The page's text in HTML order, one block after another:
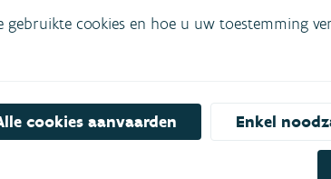
de N8 en de monding in de Schelde
worden. Hierbij wordt de bedding van de
onder). Het verbreden van de
gebruikte cookies en hoe u uw toestemming
cookies aanvaarden Enkel